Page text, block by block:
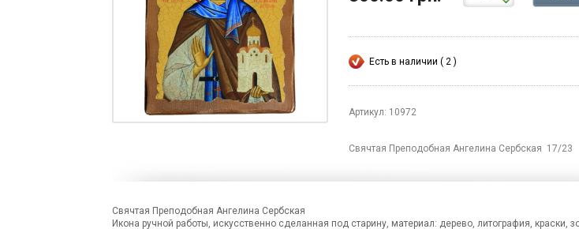
Есть в наличии ( 2 )
Артикул: 10972
Свячтая Преподобная Ангелина Сербская 17/23
Свячтая Преподобная Ангелина Сербская
Икона ручной работы, искусственно сделанная под старину, материал: дерево, литография, краски,